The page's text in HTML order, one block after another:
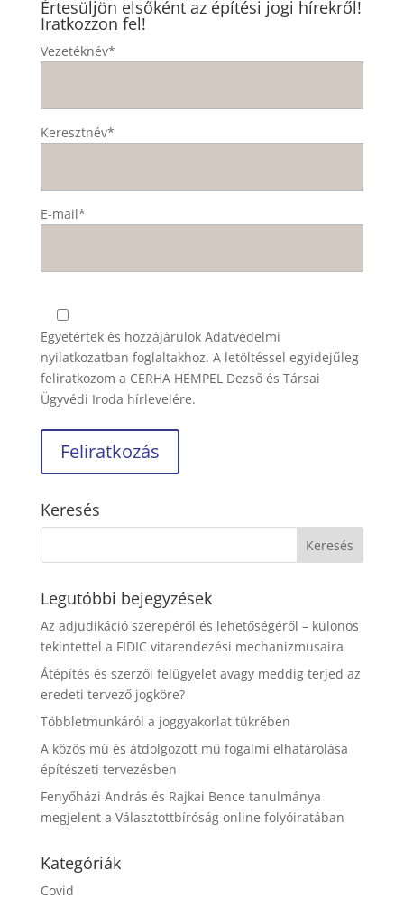
Értesüljön elsőként az építési jogi hírekről!
Iratkozzon fel!
Vezetéknév*
Keresztnév*
E-mail*
Egyetértek és hozzájárulok Adatvédelmi
nyilatkozatban foglaltakhoz. A letöltéssel egyidejűleg
feliratkozom a CERHA HEMPEL Dezső és Társai
Ügyvédi Iroda hírlevelére.
Keresés
Legutóbbi bejegyzések
Az adjudikáció szerepéről és lehetőségéről – különös
tekintettel a FIDIC vitarendezési mechanizmusaira
Átépítés és szerzői felügyelet avagy meddig terjed az
eredeti tervező jogköre?
Többletmunkáról a joggyakorlat tükrében
A közös mű és átdolgozott mű fogalmi elhatárolása
építészeti tervezésben
Fenyőházi András és Rajkai Bence tanulmánya
megjelent a Választottbíróság online folyóiratában
Kategóriák
Covid